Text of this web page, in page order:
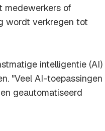
medewerkers of
wordt verkregen tot
intelligentie (AI)
"Veel AI-toepassingen
geautomatiseerd